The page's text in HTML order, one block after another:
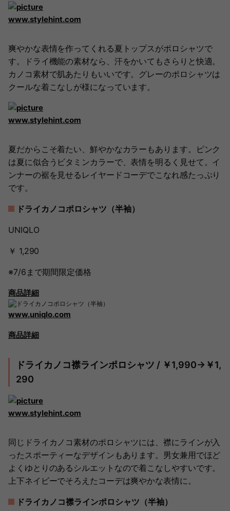
www.stylehint.com
爽やかな表情を作ってくれる夏トップスがポロシャツで
す。ドライ機能の素材なら、汗をかいてもさらりと快適。
カノコ素材で肌あたりもいいです。グレーのポロシャツは
クールな着こなしが様になっています。
www.stylehint.com
夏だからこそ着たい、鮮やかなカラーもあります。ピンク
は夏に似合うビタミンカラーで、表情を明るく見せて。イ
ンナーの裾を見せるレイヤードコーデでこなれ感たっぷり
です。
ドライカノコポロシャツ（半袖）
UNIQLO
￥ 1,290
※7/6まで期間限定価格
商品詳細
www.uniqlo.com
商品詳細
ドライカノコ襟ラインポロシャツ / ￥1,990→￥1,
290
www.stylehint.com
同じドライカノコ素材のポロシャツには、襟にラインが入
ったスポーティーなデザインもあります。男女兼用でほど
よくゆとりのあるシルエットなので着こなしやすいです。
上下ネイビーでそろえたコーデは爽やかな表情に。
ドライカノコ襟ラインポロシャツ（半袖）